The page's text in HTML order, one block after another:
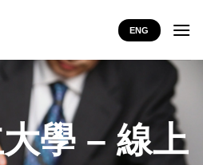
ENG
學 – 線上